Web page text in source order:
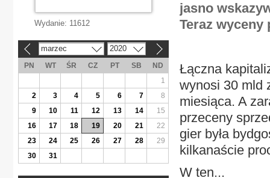
jasno
Teraz
Łączna
wynosi 30 mld
miesiąca. A
przeceny
gier była
kilkanaście
W ten...
Wydanie: 11612
marzec 2020
PN WT ŚR CZ PT SB
ND
1
2
3 4 5 6 7
8
9
10 11 12 13 14
15
16
17 18 19 20 21
22
23
24 25 26 27 28
29
30
31